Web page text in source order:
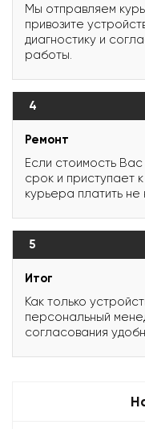
Мы отправляем
привозите
диагностику и
работы.
4
Ремонт
Если стоимость
срок и приступает
курьера платить не
5
Итог
Как только
персональный
согласования